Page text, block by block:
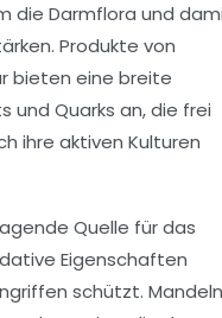
die Darmflora und
Produkte von
bieten eine breite
Quarks an, die frei
ihre aktiven Kulturen
Quelle für das
Eigenschaften
schützt. Mandeln